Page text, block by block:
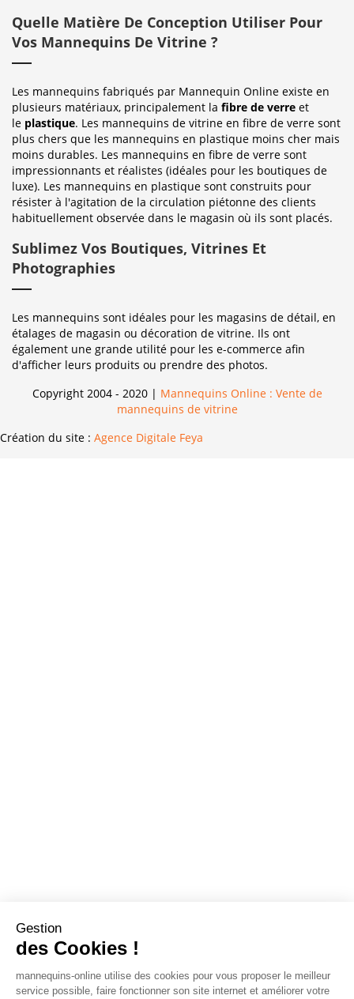
Quelle Matière De Conception Utiliser Pour
Vos Mannequins De Vitrine ?
Les mannequins fabriqués par Mannequin Online existe en
plusieurs matériaux, principalement la fibre de verre et
le plastique. Les mannequins de vitrine en fibre de verre sont
plus chers que les mannequins en plastique moins cher mais
moins durables. Les mannequins en fibre de verre sont
impressionnants et réalistes (idéales pour les boutiques de
luxe). Les mannequins en plastique sont construits pour
résister à l'agitation de la circulation piétonne des clients
habituellement observée dans le magasin où ils sont placés.
Sublimez Vos Boutiques, Vitrines Et
Photographies
Les mannequins sont idéales pour les magasins de détail, en
étalages de magasin ou décoration de vitrine. Ils ont
également une grande utilité pour les e-commerce afin
d'afficher leurs produits ou prendre des photos.
Copyright 2004 - 2020 | Mannequins Online : Vente de
mannequins de vitrine
Création du site : Agence Digitale Feya